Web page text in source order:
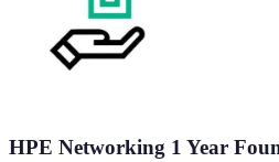
HPE Networking 1 Year